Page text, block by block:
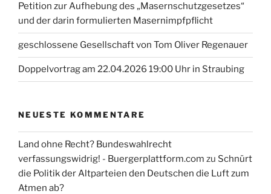
Petition zur Aufhebung des „Masernschutzgesetzes“
und der darin formulierten Masernimpfpflicht
geschlossene Gesellschaft von Tom Oliver Regenauer
Doppelvortrag am 22.04.2026 19:00 Uhr in Straubing
NEUESTE KOMMENTARE
Land ohne Recht? Bundeswahlrecht
verfassungswidrig! - Buergerplattform.com zu Schnürt
die Politik der Altparteien den Deutschen die Luft zum
Atmen ab?